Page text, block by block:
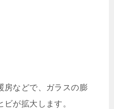
房などで、ガラスの膨
が拡大します。